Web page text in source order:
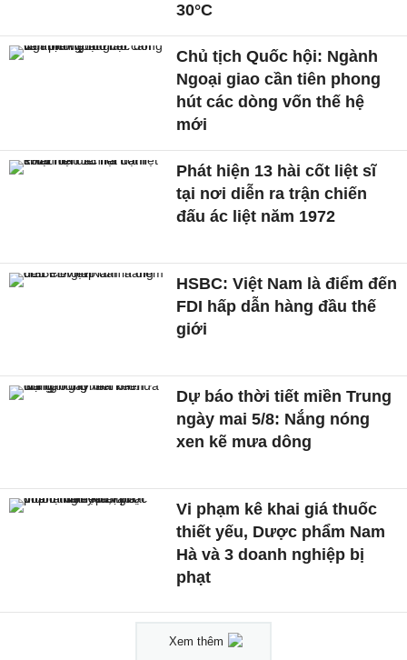
30°C
Chủ tịch Quốc hội: Ngành
Ngoại giao cần tiên phong
hút các dòng vốn thế hệ
mới
Phát hiện 13 hài cốt liệt sĩ
tại nơi diễn ra trận chiến
đấu ác liệt năm 1972
HSBC: Việt Nam là điểm đến
FDI hấp dẫn hàng đầu thế
giới
Dự báo thời tiết miền Trung
ngày mai 5/8: Nắng nóng
xen kẽ mưa dông
Vi phạm kê khai giá thuốc
thiết yếu, Dược phẩm Nam
Hà và 3 doanh nghiệp bị
phạt
Xem thêm